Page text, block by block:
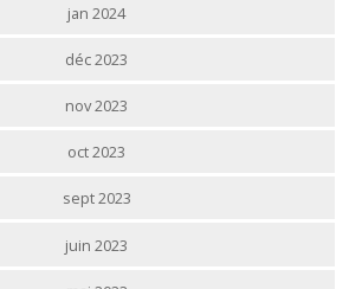
jan 2024
déc 2023
nov 2023
oct 2023
sept 2023
juin 2023